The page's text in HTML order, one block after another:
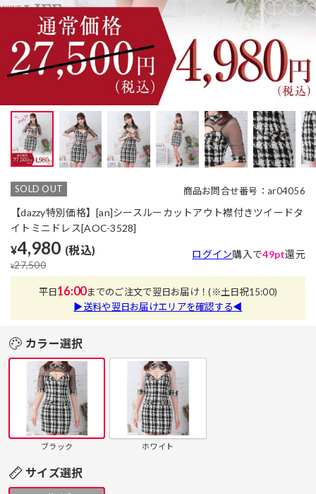
SOLD OUT 商品お問合せ番号：ar04056
【dazzy特別価格】[an]シースルーカットアウト襟付きツイードタ
イトミニドレス[AOC-3528]
¥4,980 (税込)
¥27,500
ログイン購入で49pt還元
平日16:00までのご注文で翌日お届け！(※土日祝15:00)
▶送料や翌日お届けエリアを確認する◀
カラー選択
ブラック ホワイト
サイズ選択